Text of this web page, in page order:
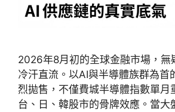
2026年8月初的全球金融市場，無
冷汗直流。以AI與半導體族群為首
烈拋售，不僅費城半導體指數單月
台、日、韓股市的骨牌效應。當大